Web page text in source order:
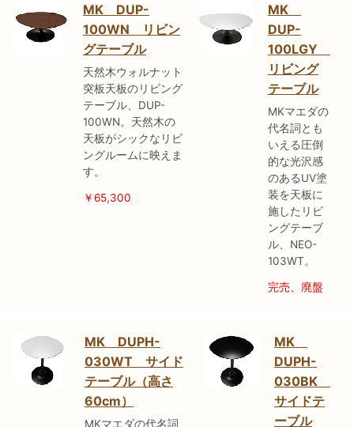
MK DUP-
100WN リビン
グテーブル
天然木ウォルナット
突板天板のリビング
テーブル、DUP-
100WN。天然木の
天板がシックなリビ
ングルームに映えま
す。
￥65,300
MK
DUP-
100LGY
リビング
テーブル
MKマエダの
代名詞とも
いえる圧倒
的な光沢感
のあるUV塗
装を天板に
施したリビ
ングテーブ
ル、NEO-
103WT。
完売、廃盤
MK DUPH-
030WT サイド
テーブル（高さ
60cm）
MKマエダの代名詞
MK
DUPH-
030BK
サイドテ
ーブル